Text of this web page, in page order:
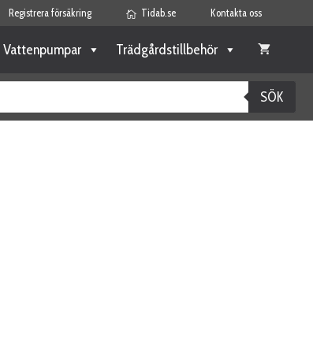
Registrera försäkring Tidab.se Kontakta oss
Vattenpumpar Trädgårdstillbehör
SÖK